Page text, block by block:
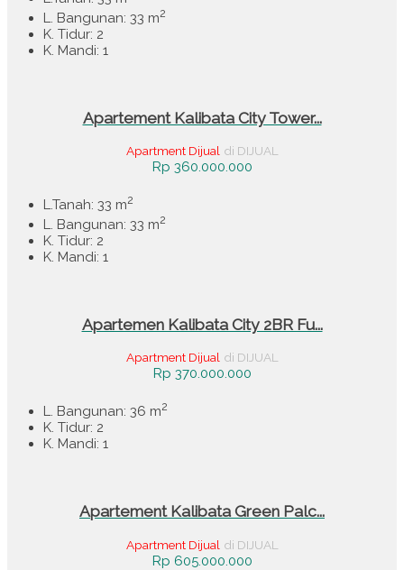
L. Bangunan: 33 m2
K. Tidur: 2
K. Mandi: 1
Apartement Kalibata City Tower...
Apartment Dijual di DIJUAL
Rp 360.000.000
L.Tanah: 33 m2
L. Bangunan: 33 m2
K. Tidur: 2
K. Mandi: 1
Apartemen Kalibata City 2BR Fu...
Apartment Dijual di DIJUAL
Rp 370.000.000
L. Bangunan: 36 m2
K. Tidur: 2
K. Mandi: 1
Apartement Kalibata Green Palc...
Apartment Dijual di DIJUAL
Rp 605.000.000